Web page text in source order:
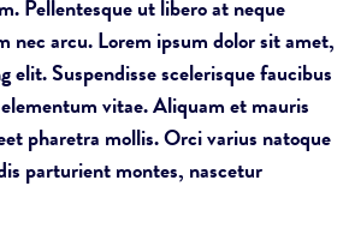
Pellentesque ut libero at neque
nec arcu. Lorem ipsum dolor sit amet,
elit. Suspendisse scelerisque faucibus
vitae. Aliquam et mauris
pharetra mollis. Orci varius natoque
parturient montes, nascetur